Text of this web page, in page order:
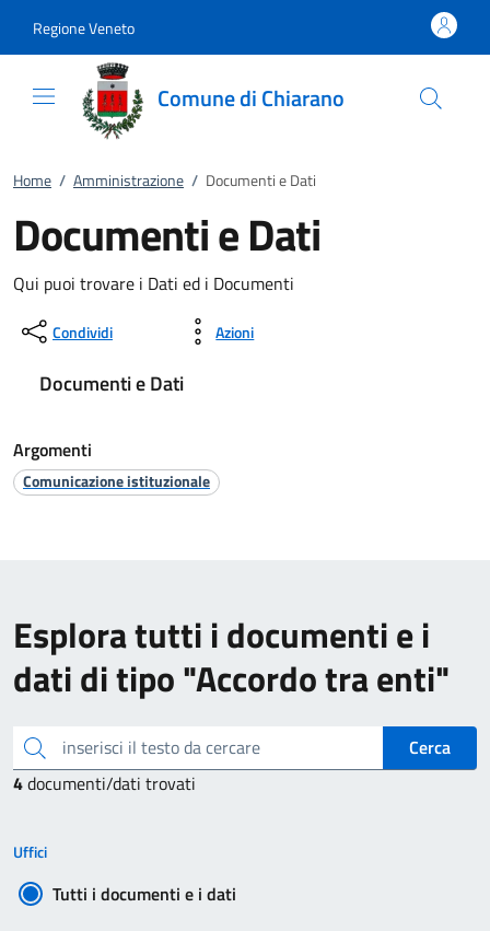
Regione Veneto
Comune di Chiarano
Home / Amministrazione / Documenti e Dati
Documenti e Dati
Qui puoi trovare i Dati ed i Documenti
Condividi Azioni
Documenti e Dati
Argomenti
Comunicazione istituzionale
Esplora tutti i documenti e i
dati di tipo "Accordo tra enti"
inserisci il testo da cercare
Cerca
4documenti/dati trovati
Uffici
Tutti i documenti e i dati